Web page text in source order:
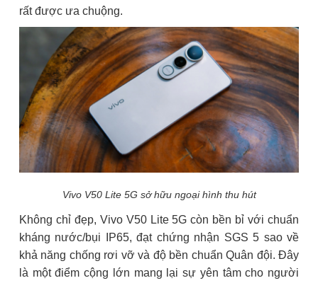
rất được ưa chuộng.
Vivo V50 Lite 5G sở hữu ngoại hình thu hút
Không chỉ đẹp, Vivo V50 Lite 5G còn bền bỉ với chuẩn
kháng nước/bụi IP65, đạt chứng nhận SGS 5 sao về
khả năng chống rơi vỡ và độ bền chuẩn Quân đội. Đây
là một điểm cộng lớn mang lại sự yên tâm cho người